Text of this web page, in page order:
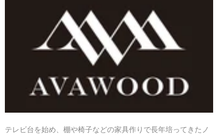
テレビ台を始め、棚や椅子などの家具作りで長年培ってきたノ